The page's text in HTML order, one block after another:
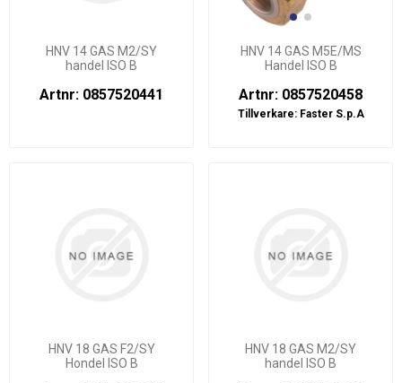
HNV 14 GAS M2/SY
handel ISO B
Artnr: 0857520441
HNV 14 GAS M5E/MS
Handel ISO B
Artnr: 0857520458
Tillverkare: Faster S.p.A
HNV 18 GAS F2/SY
Hondel ISO B
HNV 18 GAS M2/SY
handel ISO B